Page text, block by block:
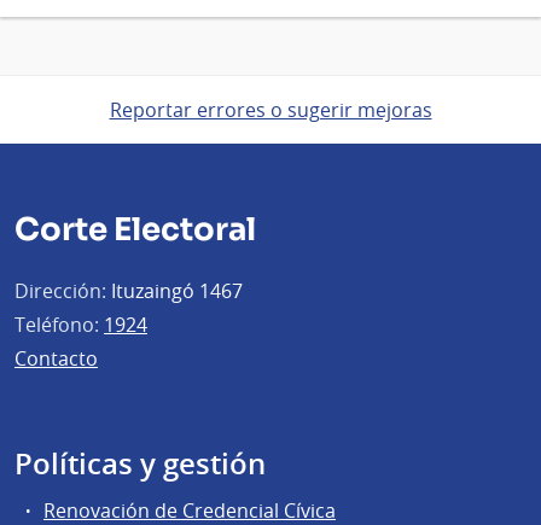
Reportar errores o sugerir mejoras
Corte Electoral
Dirección: Ituzaingó 1467
Teléfono: 1924
Contacto
Políticas y gestión
Renovación de Credencial Cívica